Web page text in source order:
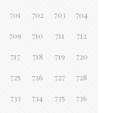
701 702 703 704
709 710 711 712
717 718 719 720
725 726 727 728
733 734 735 736